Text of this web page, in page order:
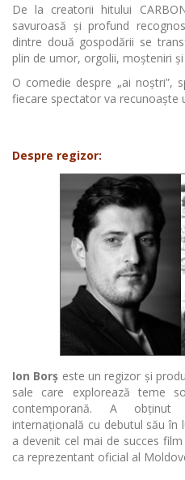
De la creatorii hitului
savuroasă și profund
dintre două gospodării se
plin de umor, orgolii, moșteniri
O comedie despre „ai noștri”,
fiecare spectator va recunoaște
Despre regizor:
Ion Borș este un regizor și
sale care explorează teme
contemporană. A obținut
internațională cu debutul său în
a devenit cel mai de succes
ca reprezentant oficial al